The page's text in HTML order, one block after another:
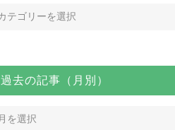
過去の記事（月別）